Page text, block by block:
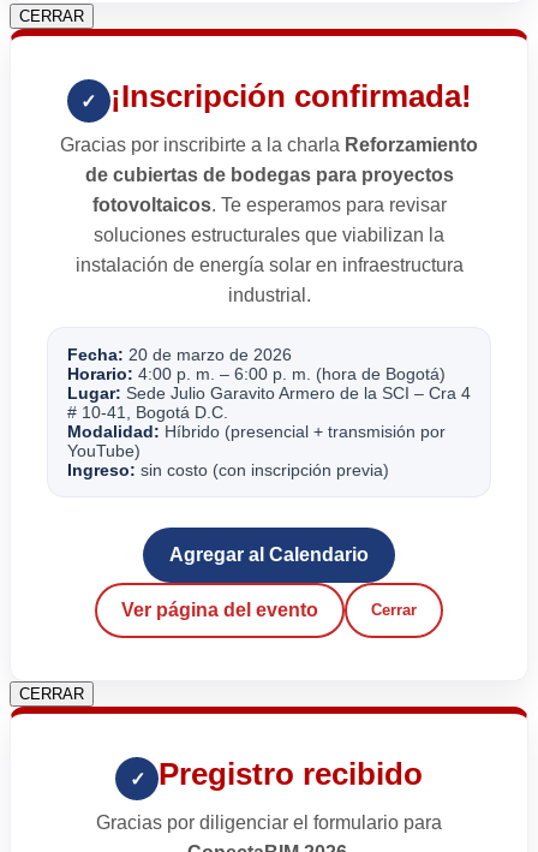
CERRAR
✓ ¡Inscripción confirmada!
Gracias por inscribirte a la charla Reforzamiento
de cubiertas de bodegas para proyectos
fotovoltaicos. Te esperamos para revisar
soluciones estructurales que viabilizan la
instalación de energía solar en infraestructura
industrial.
Fecha: 20 de marzo de 2026
Horario: 4:00 p. m. – 6:00 p. m. (hora de Bogotá)
Lugar: Sede Julio Garavito Armero de la SCI – Cra 4
# 10-41, Bogotá D.C.
Modalidad: Híbrido (presencial + transmisión por
YouTube)
Ingreso: sin costo (con inscripción previa)
Agregar al Calendario
Ver página del evento Cerrar
CERRAR
✓ Pregistro recibido
Gracias por diligenciar el formulario para